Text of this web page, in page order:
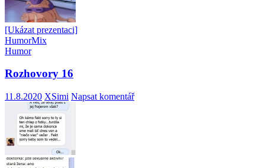
[Ukázat prezentaci]
HumorMix
Humor
Rozhovory 16
11.8.2020 XSimi Napsat komentář